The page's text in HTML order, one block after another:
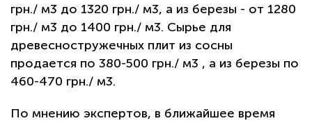
грн./ м3 до 1320 грн./ м3, а из березы - от 1280
грн./ м3 до 1400 грн./ м3. Сырье для
древесностружечных плит из сосны
продается по 380-500 грн./ м3 , а из березы по
460-470 грн./ м3.
По мнению экспертов, в ближайшее время